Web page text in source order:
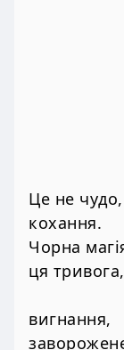
Це не
кохання.
Чорна
ця
вигнання,